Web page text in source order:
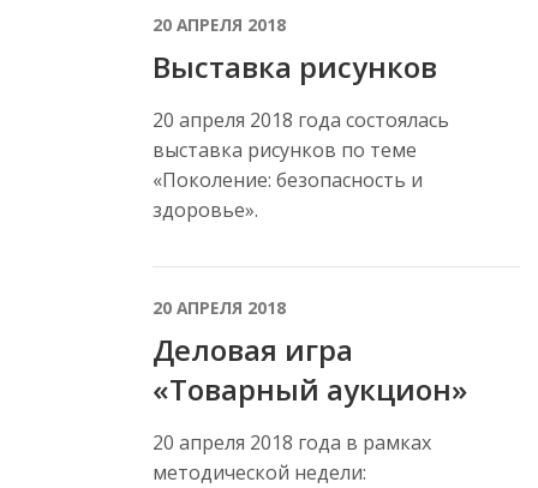
20 АПРЕЛЯ 2018
Выставка рисунков
20 апреля 2018 года состоялась
выставка рисунков по теме
«Поколение: безопасность и
здоровье».
20 АПРЕЛЯ 2018
Деловая игра
«Товарный аукцион»
20 апреля 2018 года в рамках
методической недели: